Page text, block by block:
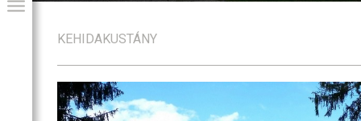
KEHIDAKUSTÁNY